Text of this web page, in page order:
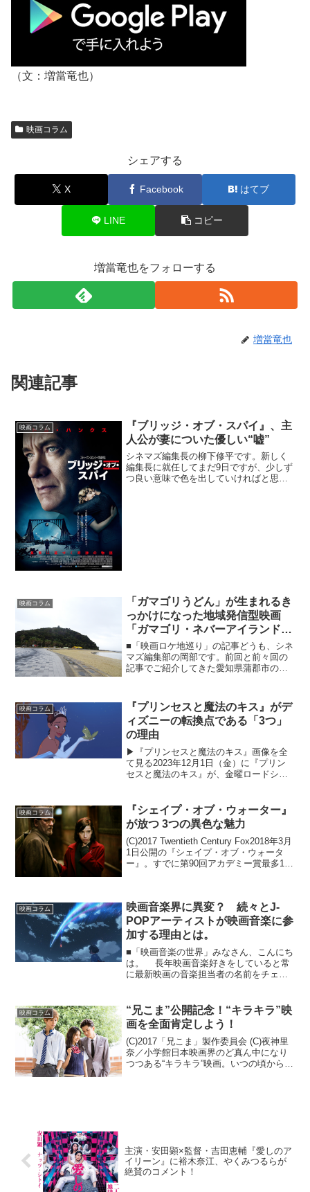
（文：増當竜也）
映画コラム
シェアする
X Facebook はてブ
LINE コピー
増當竜也をフォローする
増當竜也
関連記事
映画コラム
『ブリッジ・オブ・スパイ』、主
人公が妻についた優しい“嘘”
シネマズ編集長の柳下修平です。新しく
編集長に就任してまだ9日ですが、少しず
つ良い意味で色を出していければと思い
映画コラム
「ガマゴリうどん」が生まれるき
っかけになった地域発信型映画
「ガマゴリ・ネバーアイランド」
のロケ地巡り
■「映画ロケ地巡り」の記事どうも、シネ
マズ編集部の岡部です。前回と前々回の
記事でご紹介してきた愛知県蒲郡市のご
ェクト『ガマゴリ・ら』が展開していま
す。今回は、そんな『ガ...
映画コラム
『プリンセスと魔法のキス』がデ
ィズニーの転換点である「3つ」
の理由
▶『プリンセスと魔法のキス』画像を全
て見る2023年12月1日（金）に『プリン
セスと魔法のキス』が、金曜ロードショ
て放送される。2010年に公開された本作
は、ディズ...
映画コラム
『シェイプ・オブ・ウォーター』
が放つ 3つの異色な魅力
(C)2017 Twentieth Century Fox2018年3月
1日公開の『シェイプ・オブ・ウォータ
ー』。すでに第90回アカデミー賞最多13
映画コラム
映画音楽界に異変？ 続々とJ-
POPアーティストが映画音楽に参
加する理由とは。
■「映画音楽の世界」みなさん、こんにち
は。 長年映画音楽好きをしていると常
に最新映画の音楽担当者の名前をチェッ
感じるようになりました。それは、いわ
ゆる劇伴を専門とする...
映画コラム
“兄こま”公開記念！“キラキラ”映
画を全面肯定しよう！
(C)2017「兄こま」製作委員会 (C)夜神里
奈／小学館日本映画界のど真ん中になり
つつある“キラキラ”映画。いつの頃から、
主演・安田顕×監督・吉田恵輔『愛しのア
イリーン』に裕木奈江、やくみつるらが
絶賛のコメント！